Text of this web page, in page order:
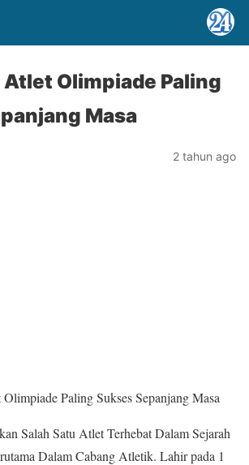
Atlet Olimpiade Paling
Masa
2 tahun ago
Paling Sukses Sepanjang Masa
Salah Satu Atlet Terhebat Dalam Sejarah
Dalam Cabang Atletik. Lahir pada 1